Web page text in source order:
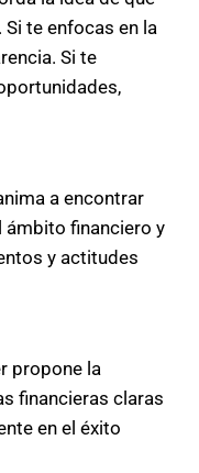
Si te enfocas en la
Si te
a encontrar
ámbito financiero y
y actitudes
propone la
financieras claras
en el éxito